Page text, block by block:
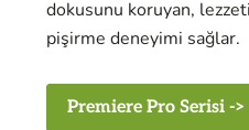
dokusunu koruyan,
pişirme deneyimi sağlar.
Premiere Pro Serisi ->